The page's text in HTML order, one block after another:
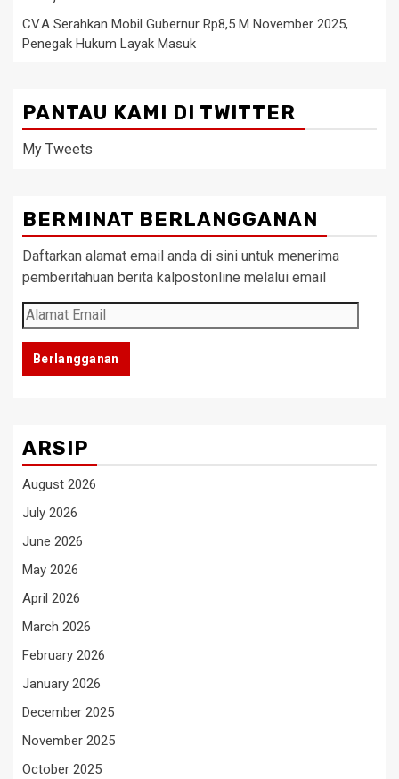
CV.A Serahkan Mobil Gubernur Rp8,5 M November 2025,
Penegak Hukum Layak Masuk
PANTAU KAMI DI TWITTER
My Tweets
BERMINAT BERLANGGANAN
Daftarkan alamat email anda di sini untuk menerima
pemberitahuan berita kalpostonline melalui email
Alamat
Email
Berlangganan
ARSIP
August 2026
July 2026
June 2026
May 2026
April 2026
March 2026
February 2026
January 2026
December 2025
November 2025
October 2025